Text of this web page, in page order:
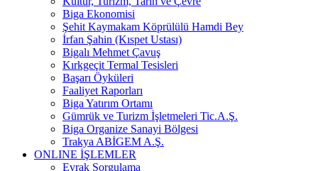
Biga Ekonomisi
Şehit Kaymakam Köprülülü Hamdi Bey
İrfan Şahin (Kıspet Ustası)
Bigalı Mehmet Çavuş
Kırkgeçit Termal Tesisleri
Başarı Öyküleri
Faaliyet Raporları
Biga Yatırım Ortamı
Gümrük ve Turizm İşletmeleri Tic.A.Ş.
Biga Organize Sanayi Bölgesi
Trakya ABİGEM A.Ş.
ONLINE İŞLEMLER
Evrak Sorgulama